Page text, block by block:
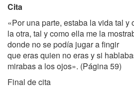
Cita
«Por una parte, estaba la vida tal y
la otra, tal y como ella me la
donde no se podía jugar a fingir
que eras quien no eras y si
mirabas a los ojos». (Página 59)
Final de cita